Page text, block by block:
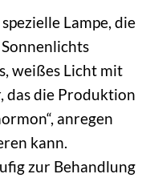
Lampe, die
weißes Licht mit
das die Produktion
anregen
kann.
zur Behandlung